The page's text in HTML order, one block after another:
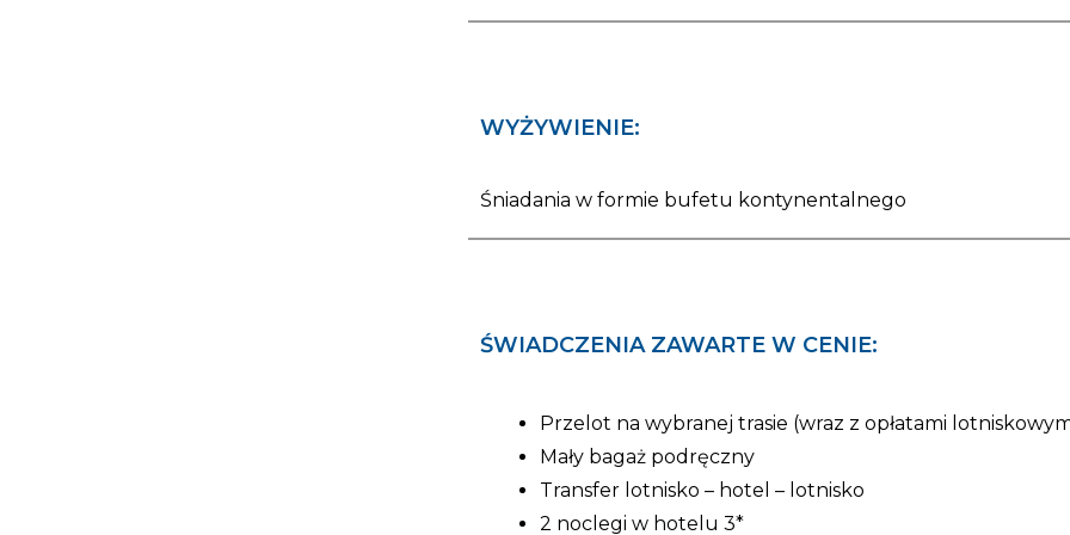
WYŻYWIENIE:
Śniadania w formie bufetu kontynentalnego
ŚWIADCZENIA ZAWARTE W CENIE:
Przelot na wybranej trasie (wraz z opłatami
Mały bagaż podręczny
Transfer lotnisko – hotel – lotnisko
2 noclegi w hotelu 3*